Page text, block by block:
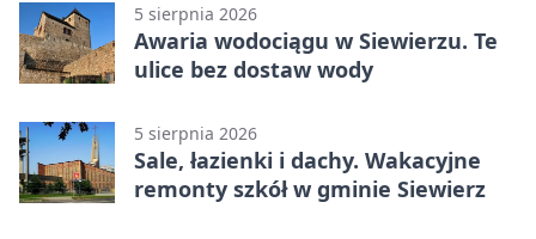
5 sierpnia 2026
Awaria wodociągu w Siewierzu. Te
ulice bez dostaw wody
5 sierpnia 2026
Sale, łazienki i dachy. Wakacyjne
remonty szkół w gminie Siewierz